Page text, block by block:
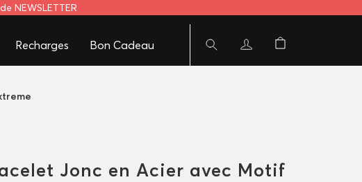
NEWSLETTER
Recharges Bon Cadeau
Jonc en Acier avec Motif